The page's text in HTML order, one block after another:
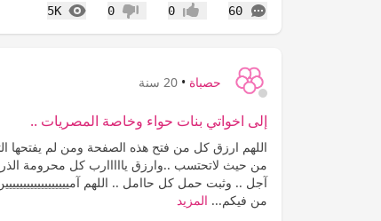
60
التعليقات إعجاب0 عدم إعجاب
0
5K
المشاهدات
حصباة • 20 سنة
إلى اخواتي بنات حواء وخاصة المصريات ..
اللهم ارزق كل من فتح هذه الصفحة ومن لم يفتحها
من حيث لاتحتسب ..وارزق يااااارب كل محرومة
آجل .. وثبت حمل كل حاامل .. اللهم
من فيكم... المزيد